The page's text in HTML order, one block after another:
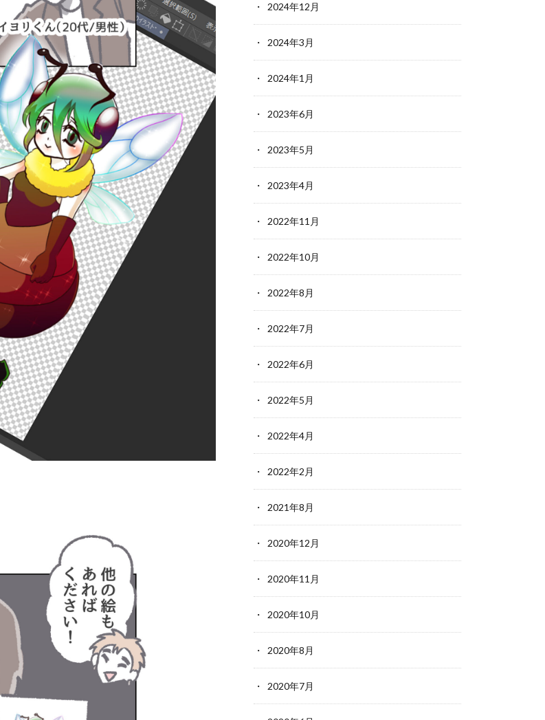
2024年12月
2024年3月
2024年1月
2023年6月
2023年5月
2023年4月
2022年11月
2022年10月
2022年8月
2022年7月
2022年6月
2022年5月
2022年4月
2022年2月
2021年8月
2020年12月
2020年11月
2020年10月
2020年8月
2020年7月